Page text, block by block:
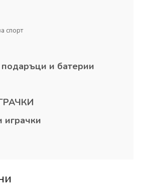
спорт
и батерии
играчки